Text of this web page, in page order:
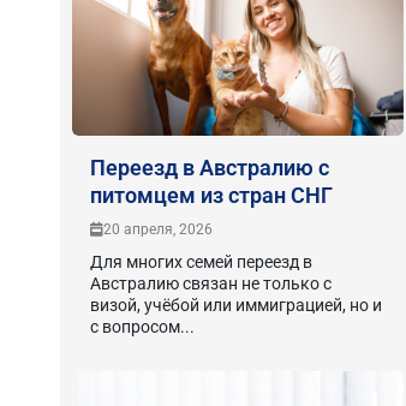
Переезд в Австралию с
питомцем из стран СНГ
20 апреля, 2026
Для многих семей переезд в
Австралию связан не только с
визой, учёбой или иммиграцией, но и
с вопросом...